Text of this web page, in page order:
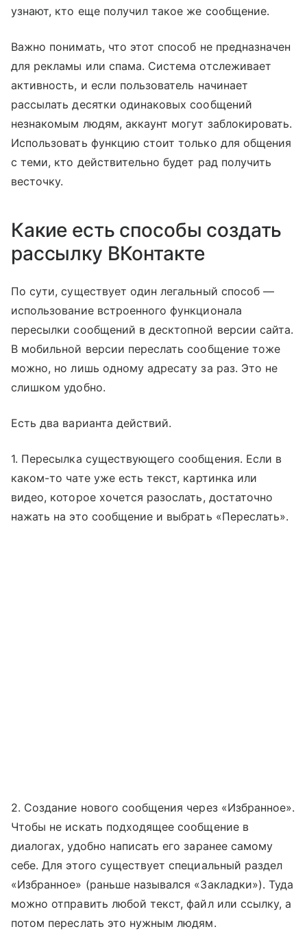
узнают, кто еще получил такое же сообщение.
Важно понимать, что этот способ не предназначен
для рекламы или спама. Система отслеживает
активность, и если пользователь начинает
рассылать десятки одинаковых сообщений
незнакомым людям, аккаунт могут заблокировать.
Использовать функцию стоит только для общения
с теми, кто действительно будет рад получить
весточку.
Какие есть способы создать
рассылку ВКонтакте
По сути, существует один легальный способ —
использование встроенного функционала
пересылки сообщений в десктопной версии сайта.
В мобильной версии переслать сообщение тоже
можно, но лишь одному адресату за раз. Это не
слишком удобно.
Есть два варианта действий.
1. Пересылка существующего сообщения. Если в
каком-то чате уже есть текст, картинка или
видео, которое хочется разослать, достаточно
нажать на это сообщение и выбрать «Переслать».
2. Создание нового сообщения через «Избранное».
Чтобы не искать подходящее сообщение в
диалогах, удобно написать его заранее самому
себе. Для этого существует специальный раздел
«Избранное» (раньше назывался «Закладки»). Туда
можно отправить любой текст, файл или ссылку, а
потом переслать это нужным людям.